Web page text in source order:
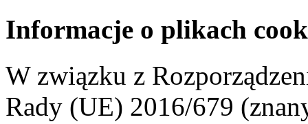
Informacje o plikach
W związku z
Rady (UE) 2016/679